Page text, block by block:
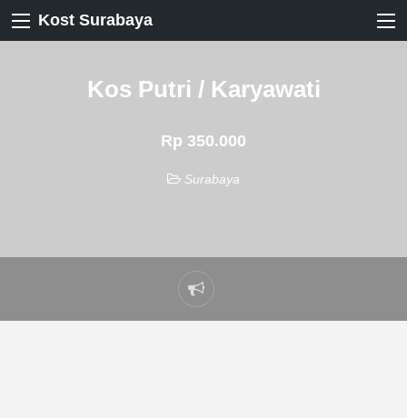
Kost Surabaya
Kos Putri / Karyawati
Rp 350.000
Surabaya
Laporkan
masalah